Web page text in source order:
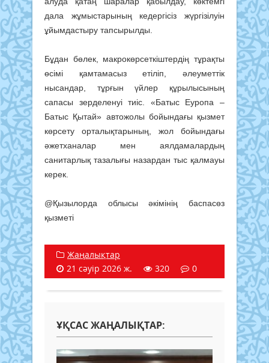
дала жұмыстарының кедергісіз жүргізілуін
ұйымдастыру тапсырылды.
Бұдан бөлек, макрокөрсеткіштердің тұрақты
өсімі қамтамасыз етіліп, әлеуметтік
нысандар, тұрғын үйлер құрылысының
сапасы зерделенуі тиіс. «Батыс Еуропа –
Батыс Қытай» автожолы бойындағы қызмет
көрсету орталықтарының, жол бойындағы
әжетханалар мен аялдамалардың
санитарлық тазалығы назардан тыс қалмауы
керек.
@Қызылорда облысы әкімінің баспасөз
қызметі
Жаңалықтар
21 сәуір 2026 ж.
320 0
ҰҚСАС ЖАҢАЛЫҚТАР: